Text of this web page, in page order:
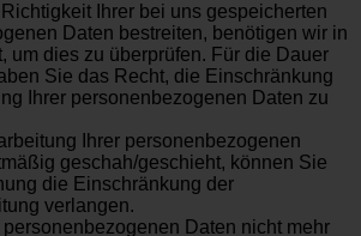
Ihrer bei uns gespeicherten
Daten bestreiten, benötigen wir in
um dies zu überprüfen. Für die Dauer
Sie das Recht, die Einschränkung
Ihrer personenbezogenen Daten zu
Ihrer personenbezogenen
geschah/geschieht, können Sie
die Einschränkung der
verlangen.
Daten nicht mehr